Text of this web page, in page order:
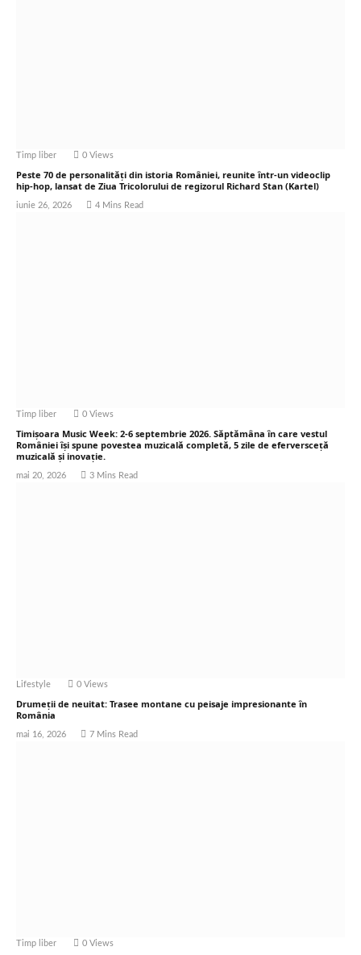
Timp liber 0 Views
Peste 70 de personalități din istoria României, reunite într-un videoclip
hip-hop, lansat de Ziua Tricolorului de regizorul Richard Stan (Kartel)
iunie 26, 2026 4 Mins Read
Timp liber 0 Views
Timișoara Music Week: 2-6 septembrie 2026. Săptămâna în care vestul
României își spune povestea muzicală completă, 5 zile de eferversceță
muzicală și inovație.
mai 20, 2026 3 Mins Read
Lifestyle 0 Views
Drumeții de neuitat: Trasee montane cu peisaje impresionante în
România
mai 16, 2026 7 Mins Read
Timp liber 0 Views